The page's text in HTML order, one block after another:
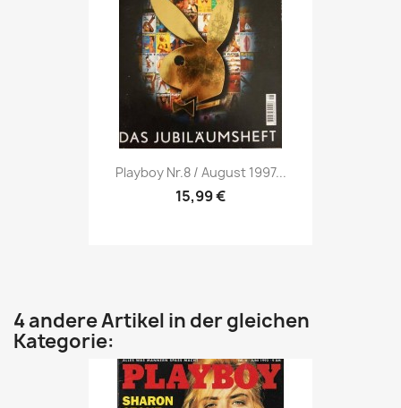
Vorschau
Playboy Nr.8 / August 1997...
15,99 €
4 andere Artikel in der gleichen
Kategorie: